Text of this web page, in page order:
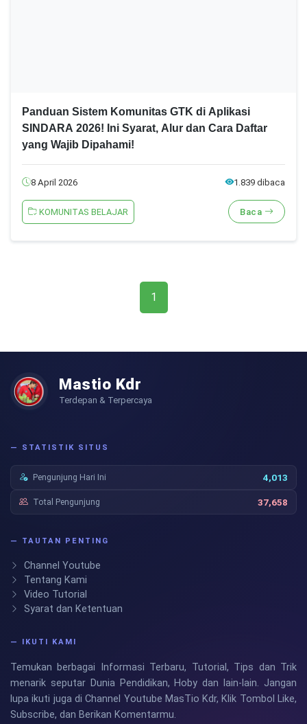
Panduan Sistem Komunitas GTK di Aplikasi
SINDARA 2026! Ini Syarat, Alur dan Cara Daftar
yang Wajib Dipahami!
8 April 2026 1.839 dibaca
KOMUNITAS BELAJAR Baca
1
Mastio Kdr
Terdepan & Terpercaya
— STATISTIK SITUS
Pengunjung Hari Ini 4,013
Total Pengunjung 37,658
— TAUTAN PENTING
Channel Youtube
Tentang Kami
Video Tutorial
Syarat dan Ketentuan
— IKUTI KAMI
Temukan berbagai Informasi Terbaru, Tutorial, Tips dan Trik
menarik seputar Dunia Pendidikan, Hoby dan lain-lain. Jangan
lupa ikuti juga di Channel Youtube MasTio Kdr, Klik Tombol Like,
Subscribe, dan Berikan Komentarmu.